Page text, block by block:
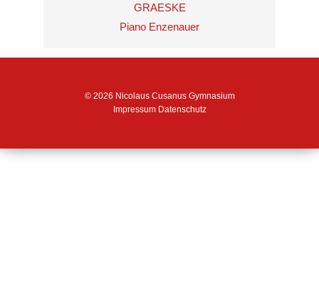
GRAESKE
Piano Enzenauer
© 2026 Nicolaus Cusanus Gymnasium
Impressum Datenschutz